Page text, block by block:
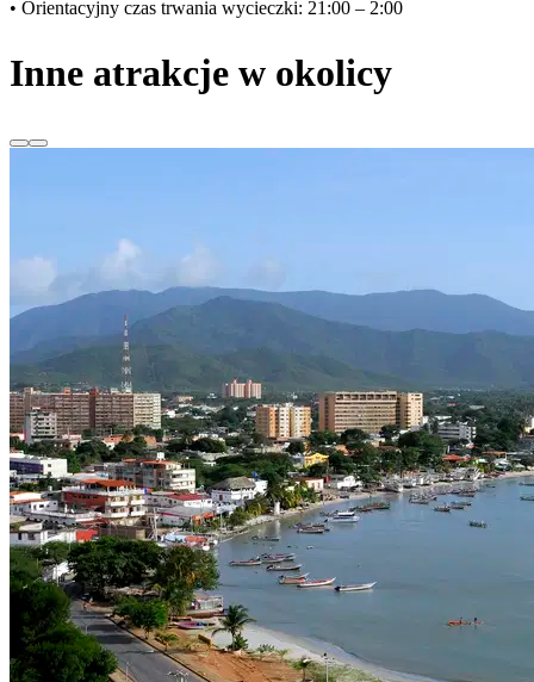
• Orientacyjny czas trwania wycieczki: 21:00 – 2:00
Inne atrakcje w okolicy